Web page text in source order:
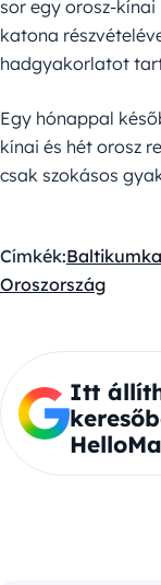
sor egy orosz-
katona
hadgyakorlatot
Egy hónappal
kínai és hét orosz
csak szokásos
Címkék:Baltikum
Oroszország
Itt